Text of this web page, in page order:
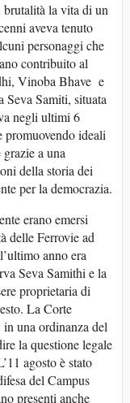
brutalità la vita di un
aveva tenuto
personaggi che
contribuito al
Vinoba Bhave e
Seva Samiti, situata
negli ultimi 6
ideali
a una
della storia dei
per la democrazia.
erano emersi
delle Ferrovie ad
anno era
Seva Samithi e la
proprietaria di
La Corte
una ordinanza del
la questione legale
agosto è stato
del Campus
presenti anche